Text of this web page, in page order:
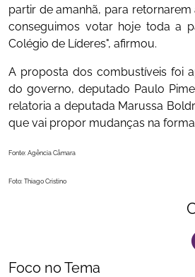
partir de amanhã, para
conseguimos votar hoje toda a
Colégio de Líderes", afirmou.
A proposta dos combustíveis foi
do governo, deputado Paulo
relatoria a deputada Marussa
que vai propor mudanças na
Fonte: Agência Câmara
Foto: Thiago Cristino
Foco no Tema